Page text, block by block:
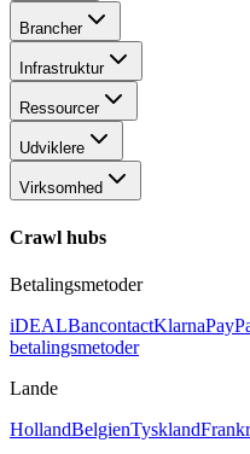
Brancher
Infrastruktur
Ressourcer
Udviklere
Virksomhed
Crawl hubs
Betalingsmetoder
iDEALBancontactKlarna
betalingsmetoder
Lande
HollandBelgienTyskland